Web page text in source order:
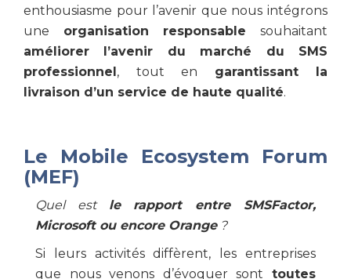
enthousiasme pour l’avenir que nous intégrons
une organisation responsable souhaitant
améliorer l’avenir du marché du SMS
professionnel, tout en garantissant la
livraison d’un service de haute qualité.
Le Mobile Ecosystem Forum
(MEF)
Quel est le rapport entre SMSFactor,
Microsoft ou encore Orange?
Si leurs activités diffèrent, les entreprises
que nous venons d’évoquer sont toutes